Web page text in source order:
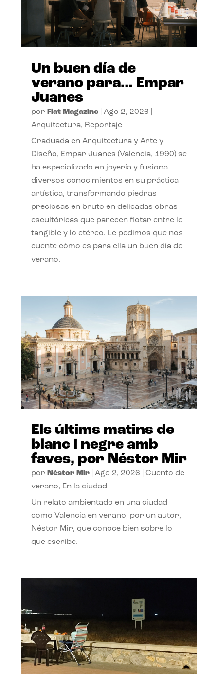
Un buen día de
verano para… Empar
Juanes
por Flat Magazine| Ago 2, 2026
Arquitectura, Reportaje
Graduada en Arquitectura y Arte y
Diseño, Empar Juanes (Valencia, 1990) se
ha especializado en joyería y fusiona
diversos conocimientos en su práctica
artística, transformando piedras
preciosas en bruto en delicadas obras
escultóricas que parecen flotar entre lo
tangible y lo etéreo. Le pedimos que nos
cuente cómo es para ella un buen día de
verano.
Els últims matins de
blanc i negre amb
faves, por Néstor Mir
por Néstor Mir| Ago 2, 2026
Cuento de
verano, En la ciudad
Un relato ambientado en una ciudad
como Valencia en verano, por un autor,
Néstor Mir, que conoce bien sobre lo
que escribe.